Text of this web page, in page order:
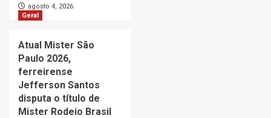
agosto 4, 2026
Geral
Atual Mister São
Paulo 2026,
ferreirense
Jefferson Santos
disputa o título de
Mister Rodeio Brasil